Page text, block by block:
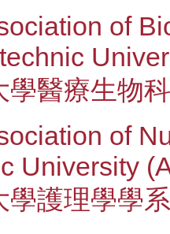
of
學醫療生物
of
University
學護理學學